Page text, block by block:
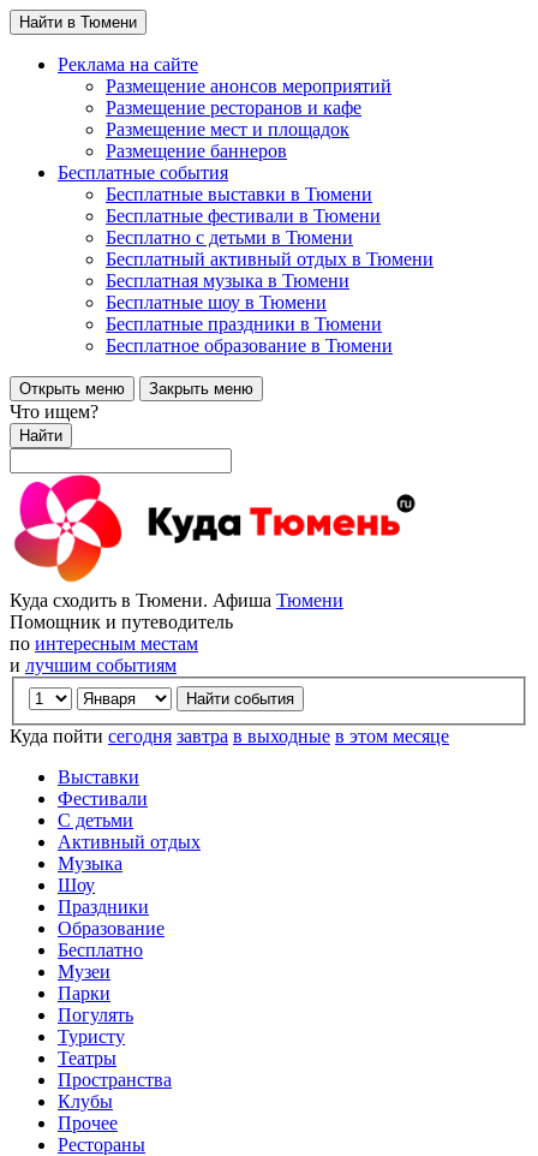
Найти в Тюмени
Реклама на сайте
Размещение анонсов мероприятий
Размещение ресторанов и кафе
Размещение мест и площадок
Размещение баннеров
Бесплатные события
Бесплатные выставки в Тюмени
Бесплатные фестивали в Тюмени
Бесплатно с детьми в Тюмени
Бесплатный активный отдых в Тюмени
Бесплатная музыка в Тюмени
Бесплатные шоу в Тюмени
Бесплатные праздники в Тюмени
Бесплатное образование в Тюмени
Открыть меню Закрыть меню
Что ищем?
Найти
Куда сходить в Тюмени. Афиша Тюмени
Помощник и путеводитель
по интересным местам
и лучшим событиям
Куда пойти сегодня завтра в выходные в этом месяце
Выставки
Фестивали
С детьми
Активный отдых
Музыка
Шоу
Праздники
Образование
Бесплатно
Музеи
Парки
Погулять
Туристу
Театры
Пространства
Клубы
Прочее
Рестораны